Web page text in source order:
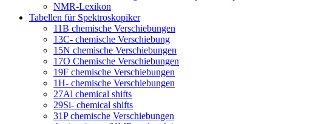
NMR-Lexikon
Tabellen für Spektroskopiker
11B chemische Verschiebungen
13C- chemische Verschiebung
15N chemische Verschiebungen
17O Chemische Verschiebungen
19F chemische Verschiebungen
1H- chemische Verschiebungen
27Al chemical shifts
29Si- chemical shifts
31P chemische Verschiebungen